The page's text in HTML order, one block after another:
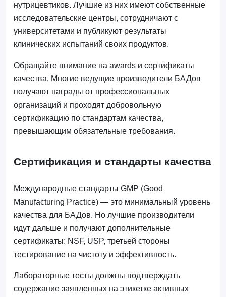
нутрицевтиков. Лучшие из них имеют собственные
исследовательские центры, сотрудничают с
университетами и публикуют результаты
клинических испытаний своих продуктов.
Обращайте внимание на awards и сертификаты
качества. Многие ведущие производители БАДов
получают награды от профессиональных
организаций и проходят добровольную
сертификацию по стандартам качества,
превышающим обязательные требования.
Сертификация и стандарты качества
Международные стандарты GMP (Good
Manufacturing Practice) — это минимальный уровень
качества для БАДов. Но лучшие производители
идут дальше и получают дополнительные
сертификаты: NSF, USP, третьей стороны
тестирование на чистоту и эффективность.
Лабораторные тесты должны подтверждать
содержание заявленных на этикетке активных